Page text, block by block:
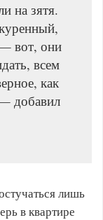
на зятя.
вот, они
всем
как
добавил
лишь
в квартире